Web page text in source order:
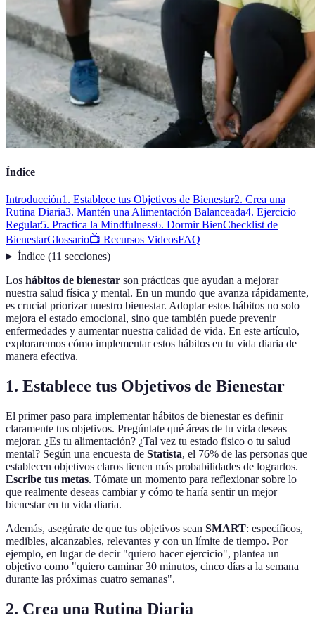
Índice
Introducción1. Establece tus Objetivos de Bienestar2. Crea una
Rutina Diaria3. Mantén una Alimentación Balanceada4. Ejercicio
Regular5. Practica la Mindfulness6. Dormir BienChecklist de
BienestarGlossario📺 Recursos VideosFAQ
Índice(11 secciones)
Los hábitos de bienestar son prácticas que ayudan a mejorar
nuestra salud física y mental. En un mundo que avanza rápidamente,
es crucial priorizar nuestro bienestar. Adoptar estos hábitos no solo
mejora el estado emocional, sino que también puede prevenir
enfermedades y aumentar nuestra calidad de vida. En este artículo,
exploraremos cómo implementar estos hábitos en tu vida diaria de
manera efectiva.
1. Establece tus Objetivos de Bienestar
El primer paso para implementar hábitos de bienestar es definir
claramente tus objetivos. Pregúntate qué áreas de tu vida deseas
mejorar. ¿Es tu alimentación? ¿Tal vez tu estado físico o tu salud
mental? Según una encuesta de Statista, el 76% de las personas que
establecen objetivos claros tienen más probabilidades de lograrlos.
Escribe tus metas. Tómate un momento para reflexionar sobre lo
que realmente deseas cambiar y cómo te haría sentir un mejor
bienestar en tu vida diaria.
Además, asegúrate de que tus objetivos sean SMART: específicos,
medibles, alcanzables, relevantes y con un límite de tiempo. Por
ejemplo, en lugar de decir "quiero hacer ejercicio", plantea un
objetivo como "quiero caminar 30 minutos, cinco días a la semana
durante las próximas cuatro semanas".
2. Crea una Rutina Diaria